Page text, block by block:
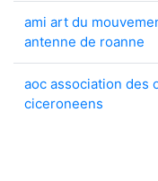
ami art du
antenne de roanne
aoc association des
ciceroneens